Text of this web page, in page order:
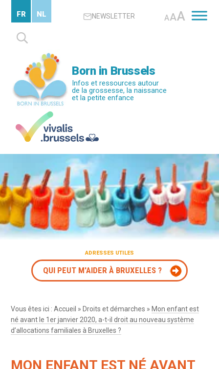
contenu
principal
NEWSLETTER AAA
Rechercher :
FR NL
Born in Brussels
Infos et ressources autour
de la grossesse, la naissance
et la petite enfance
ADRESSES UTILES
QUI PEUT M'AIDER À BRUXELLES ?
Vous êtes ici :Accueil » Droits et démarches » Mon enfant est
né avant le 1er janvier 2020, a-t-il droit au nouveau système
d’allocations familiales à Bruxelles ?
MON ENFANT EST NÉ AVANT